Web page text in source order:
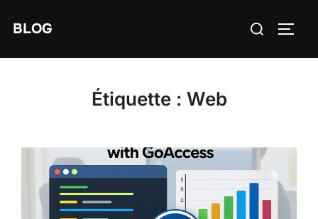
BLOG Rechercher :
Étiquette : Web